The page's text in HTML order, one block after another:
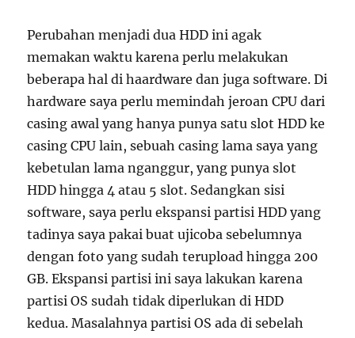
Perubahan menjadi dua HDD ini agak
memakan waktu karena perlu melakukan
beberapa hal di haardware dan juga software. Di
hardware saya perlu memindah jeroan CPU dari
casing awal yang hanya punya satu slot HDD ke
casing CPU lain, sebuah casing lama saya yang
kebetulan lama nganggur, yang punya slot
HDD hingga 4 atau 5 slot. Sedangkan sisi
software, saya perlu ekspansi partisi HDD yang
tadinya saya pakai buat ujicoba sebelumnya
dengan foto yang sudah terupload hingga 200
GB. Ekspansi partisi ini saya lakukan karena
partisi OS sudah tidak diperlukan di HDD
kedua. Masalahnya partisi OS ada di sebelah